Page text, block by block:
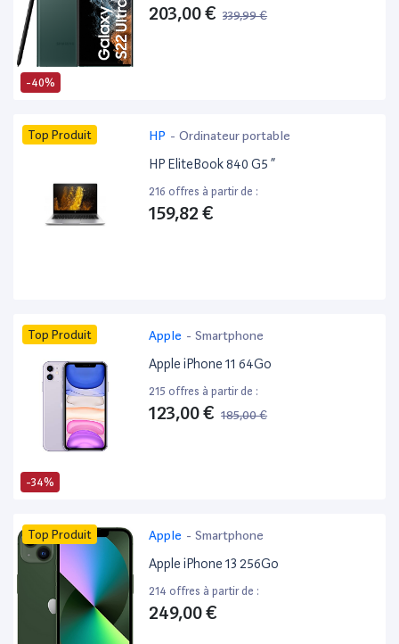
-40%
203,00 € 339,99 €
Top Produit HP - Ordinateur portable
HP EliteBook 840 G5 ”
216 offres à partir de :
159,82 €
-34%
Top Produit Apple - Smartphone
Apple iPhone 11 64Go
215 offres à partir de :
123,00 € 185,00 €
Top Produit Apple - Smartphone
Apple iPhone 13 256Go
214 offres à partir de :
249,00 €